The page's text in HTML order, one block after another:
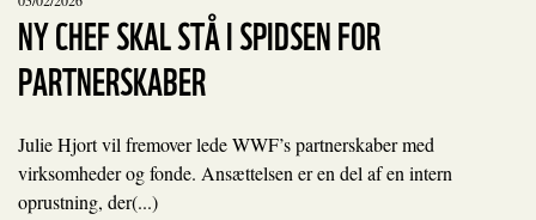
NY CHEF SKAL STÅ I SPIDSEN FOR
PARTNERSKABER
Julie Hjort vil fremover lede WWF’s partnerskaber med
virksomheder og fonde. Ansættelsen er en del af en intern
oprustning, der(...)